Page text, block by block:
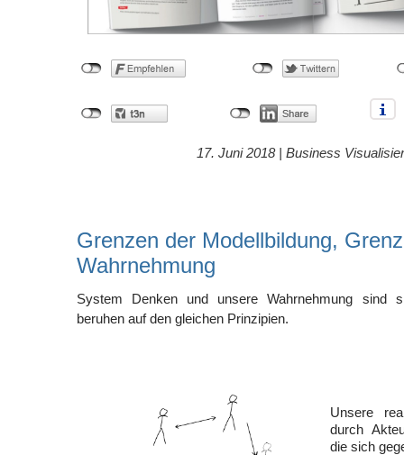
17. Juni 2018 | Business
Grenzen der Modellbildung,
Wahrnehmung
System Denken und unsere Wahrnehmung sind
beruhen auf den gleichen Prinzipien.
Unsere
durch
die sich